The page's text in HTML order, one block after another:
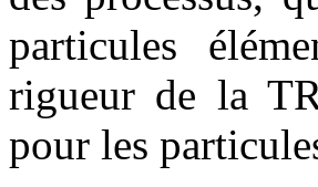
particules
rigueur de la
pour les